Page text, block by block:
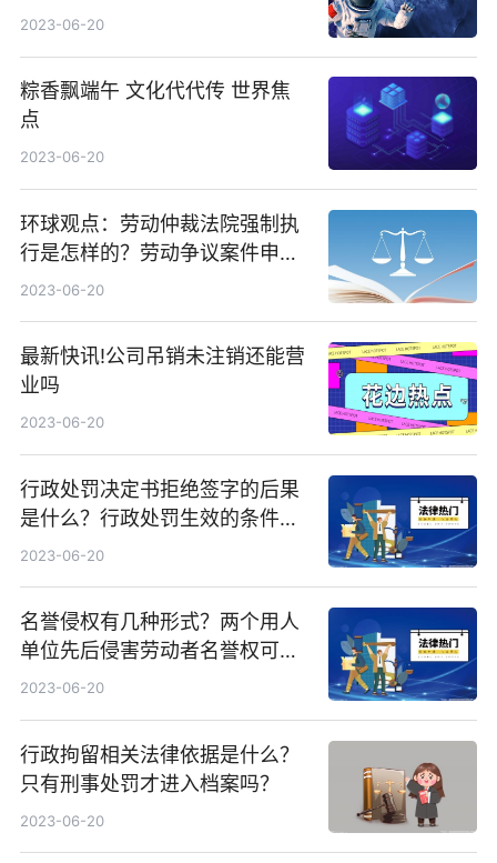
2023-06-20
粽香飘端午 文化代代传 世界焦
点
2023-06-20
环球观点：劳动仲裁法院强制执
行是怎样的？劳动争议案件申请
劳动仲裁流程都有哪些？
2023-06-20
最新快讯!公司吊销未注销还能营
业吗
2023-06-20
行政处罚决定书拒绝签字的后果
是什么？行政处罚生效的条件是
什么？ 世界观天下
2023-06-20
名誉侵权有几种形式？两个用人
单位先后侵害劳动者名誉权可以
合并起诉吗？|环球通讯
2023-06-20
行政拘留相关法律依据是什么？
只有刑事处罚才进入档案吗？
2023-06-20